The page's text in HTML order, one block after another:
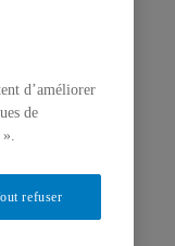
d’améliorer
de
».
refuser